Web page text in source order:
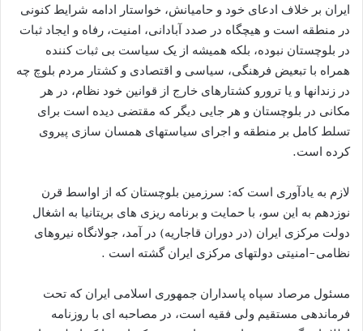
ایران بر خلاف ادعای خود و حامیانش، خواستار ادامه شرایط کنونی
در منطقه است و هیچگاه در صدد آبادانی، امنیت، رفاه و ایجاد ثبات
در بلوچستان نبوده، بلکه همیشه از یک سیاست بی ثبات کننده
همراه با تبعیض فرهنگی، سیاسی و اقتصادی و کشتار مردم بلوچ چه
در زندانها و یا ترورو کشتارهای خارج از قوانين خود نظام، در هر
مکانی در بلوچستان و هر جایی دیگر که مقتضی دیده است برای
تسلط کامل بر منطقه و اجرای سیاستهای همسان سازی پیروی
کرده است.
لازم به يادآوری است که: سرزمين بلوچستان که از اواسط قرن
نوزدهم به اين سو، با حمايت و برنامه ريزی های بريتانيا به اشغال
دولت مرکزی ايران (در دوران قاجاريه) در آمد، جولانگاه نیروهای
نظامی-امنيتی دولتهای مرکزی ايران گشته است .
مسئول مرصاد سپاه پاسداران جمهوری اسلامی ايران که تحت
فرماندهی مستقيم ولی فقيه است، در مصاحبه ای با روزنامه